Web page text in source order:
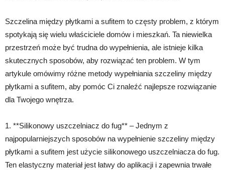
Szczelina między płytkami a sufitem to częsty problem, z którym
spotykają się wielu właściciele domów i mieszkań. Ta niewielka
przestrzeń może być trudna do wypełnienia, ale istnieje kilka
skutecznych sposobów, aby rozwiązać ten problem. W tym
artykule omówimy różne metody wypełniania szczeliny między
płytkami a sufitem, aby pomóc Ci znaleźć najlepsze rozwiązanie
dla Twojego wnętrza.
1. **Silikonowy uszczelniacz do fug** – Jednym z
najpopularniejszych sposobów na wypełnienie szczeliny między
płytkami a sufitem jest użycie silikonowego uszczelniacza do fug.
Ten elastyczny materiał jest łatwy do aplikacji i zapewnia trwałe